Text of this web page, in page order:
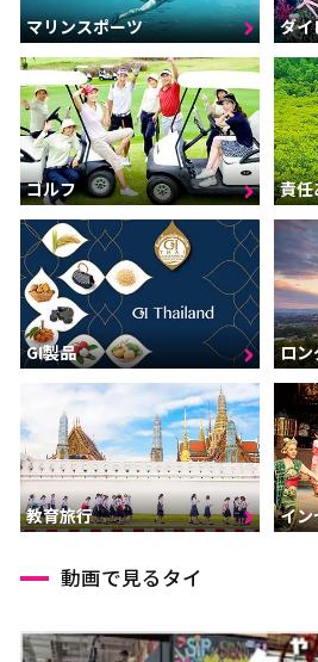
マリンスポーツ ダイ
ゴルフ 責任
GI製品 ロン
教育旅行 イン
動画で見るタイ